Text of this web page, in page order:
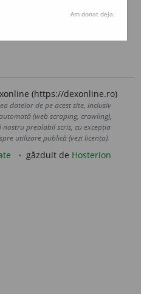
(https://dexonline.ro)
datelor de pe acest site, inclusiv
(web scraping, crawling),
prealabil scris, cu excepția
utilizare publică (vezi licența).
găzduit de Hosterion
Am donat deja.